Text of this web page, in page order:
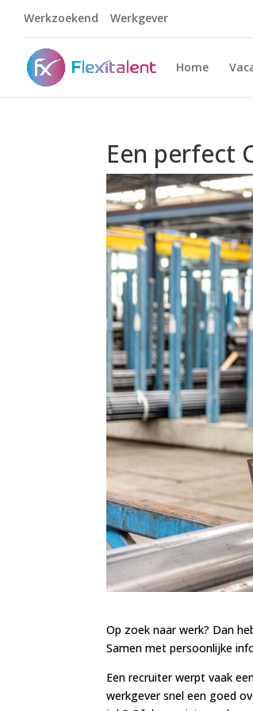
Werkzoekend Werkgever
Home
Een perfect
Op zoek naar werk? Dan
Samen met persoonlijke
Een recruiter werpt vaak
werkgever snel een goed